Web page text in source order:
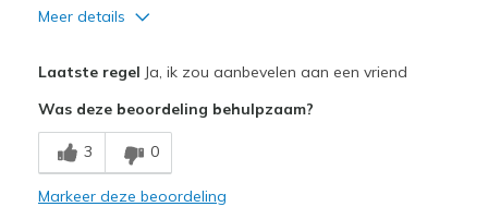
Meer details
Stability
Beste toepassingen
Great for standing on feet eight plus hours
Laatste regel Ja, ik zou aanbevelen aan een vriend
Was deze beoordeling behulpzaam?
3 0
Markeer deze beoordeling